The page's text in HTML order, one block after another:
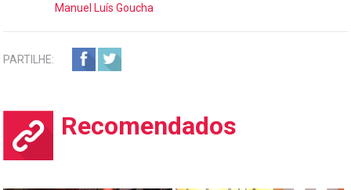
Manuel Luís Goucha
PARTILHE:
Recomendados